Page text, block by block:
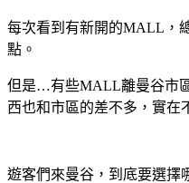
每次看到有新開的MALL，
點。
但是…有些MALL離曼谷市
西也和市區的差不多，實在
遊客們來曼谷，到底要選擇